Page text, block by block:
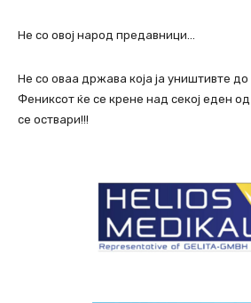
Не со овој народ предавници…
Не со оваа држава која ја уништивте
Фениксот ќе се крене над секој еден
се оствари!!!